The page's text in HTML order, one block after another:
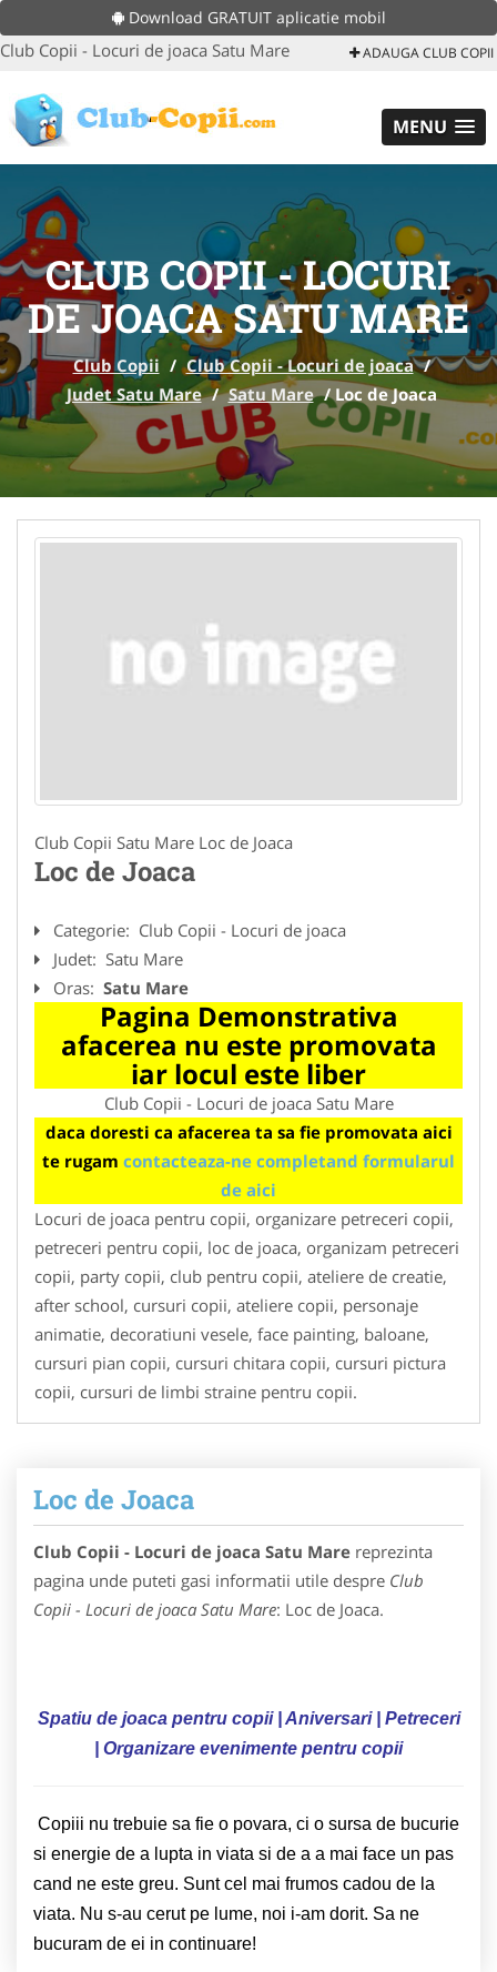
Download GRATUIT aplicatie mobil
Club Copii - Locuri de joaca Satu Mare ADAUGA CLUB COPII
MENU
CLUB COPII - LOCURI
DE JOACA SATU MARE
Club Copii / Club Copii - Locuri de joaca /
Judet Satu Mare / Satu Mare /Loc de Joaca
Club Copii Satu Mare Loc de Joaca
Loc de Joaca
Categorie: Club Copii - Locuri de joaca
Judet: Satu Mare
Oras: Satu Mare
Pagina Demonstrativa
afacerea nu este promovata
iar locul este liber
Club Copii - Locuri de joaca Satu Mare
daca doresti ca afacerea ta sa fie promovata aici
te rugam contacteaza-ne completand formularul
de aici
Locuri de joaca pentru copii, organizare petreceri copii,
petreceri pentru copii, loc de joaca, organizam petreceri
copii, party copii, club pentru copii, ateliere de creatie,
after school, cursuri copii, ateliere copii, personaje
animatie, decoratiuni vesele, face painting, baloane,
cursuri pian copii, cursuri chitara copii, cursuri pictura
copii, cursuri de limbi straine pentru copii.
Loc de Joaca
Club Copii - Locuri de joaca Satu Mare reprezinta
pagina unde puteti gasi informatii utile despre Club
Copii - Locuri de joaca Satu Mare: Loc de Joaca.
Spatiu de joaca pentru copii | Aniversari
| Petreceri
| Organizare evenimente pentru copii
Copiii nu trebuie sa fie o povara, ci o sursa de bucurie
si energie de a lupta in viata si de a a mai face un pas
cand ne este greu. Sunt cel mai frumos cadou de la
viata. Nu s-au cerut pe lume, noi i-am dorit. Sa ne
bucuram de ei in continuare!